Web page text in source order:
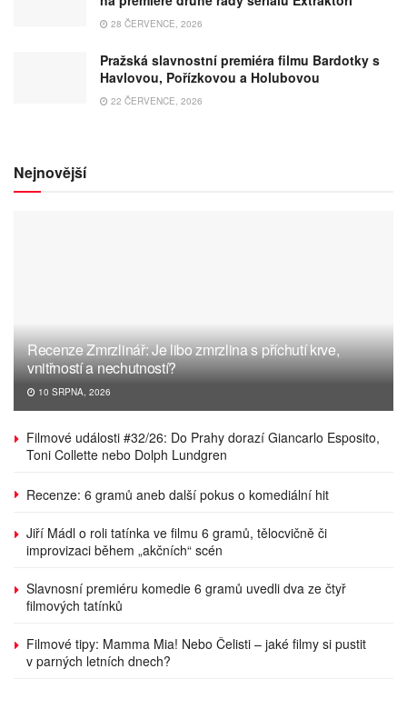
28 ČERVENCE, 2026
Pražská slavnostní premiéra filmu Bardotky s
Havlovou, Pořízkovou a Holubovou
22 ČERVENCE, 2026
Nejnovější
Recenze Zmrzlinář: Je libo zmrzlina s příchutí krve,
vnitřností a nechutností?
10 SRPNA, 2026
Filmové události #32/26: Do Prahy dorazí Giancarlo Esposito,
Toni Collette nebo Dolph Lundgren
Recenze: 6 gramů aneb další pokus o komediální hit
Jiří Mádl o roli tatínka ve filmu 6 gramů, tělocvičně či
improvizaci během „akčních“ scén
Slavnosní premiéru komedie 6 gramů uvedli dva ze čtyř
filmových tatínků
Filmové tipy: Mamma Mia! Nebo Čelisti – jaké filmy si pustit
v parných letních dnech?